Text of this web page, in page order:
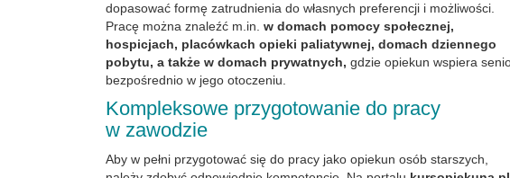
dopasować formę zatrudnienia do własnych preferencji i możliwości.
Pracę można znaleźć m.in. w domach pomocy społecznej,
hospicjach, placówkach opieki paliatywnej, domach dziennego
pobytu, a także w domach prywatnych, gdzie opiekun wspiera
bezpośrednio w jego otoczeniu.
Kompleksowe przygotowanie do pracy
w zawodzie
Aby w pełni przygotować się do pracy jako opiekun osób starszych,